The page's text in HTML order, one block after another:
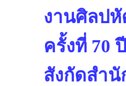
งานศิลป
ครั้งที่ 70
สังกัดสำ